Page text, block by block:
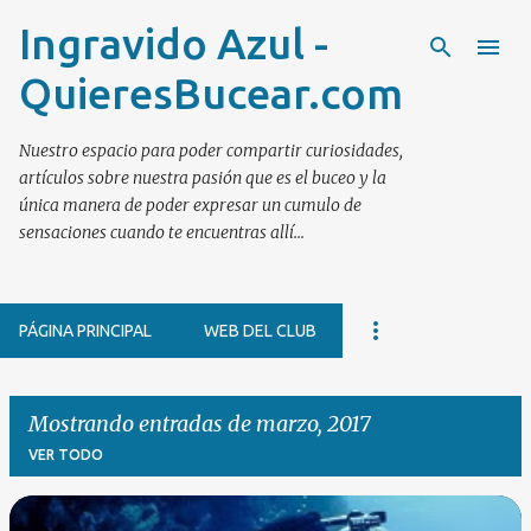
Ir al contenido principal
Ingravido Azul -
QuieresBucear.com
Nuestro espacio para poder compartir curiosidades,
artículos sobre nuestra pasión que es el buceo y la
única manera de poder expresar un cumulo de
sensaciones cuando te encuentras allí...
PÁGINA PRINCIPAL WEB DEL CLUB
Mostrando entradas de marzo, 2017
VER TODO